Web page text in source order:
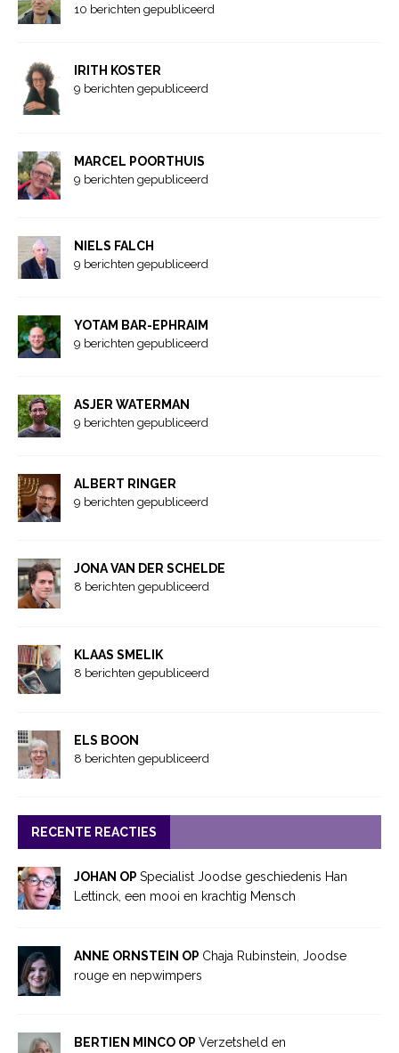
10 berichten gepubliceerd
IRITH KOSTER
9 berichten gepubliceerd
MARCEL POORTHUIS
9 berichten gepubliceerd
NIELS FALCH
9 berichten gepubliceerd
YOTAM BAR-EPHRAIM
9 berichten gepubliceerd
ASJER WATERMAN
9 berichten gepubliceerd
ALBERT RINGER
9 berichten gepubliceerd
JONA VAN DER SCHELDE
8 berichten gepubliceerd
KLAAS SMELIK
8 berichten gepubliceerd
ELS BOON
8 berichten gepubliceerd
RECENTE REACTIES
JOHAN OP Specialist Joodse geschiedenis Han
Lettinck, een mooi en krachtig Mensch
ANNE ORNSTEIN OP Chaja Rubinstein, Joodse
rouge en nepwimpers
BERTIEN MINCO OP Verzetsheld en